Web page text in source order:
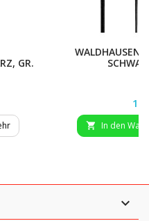
GR.
WALDHAUSEN
 In den
